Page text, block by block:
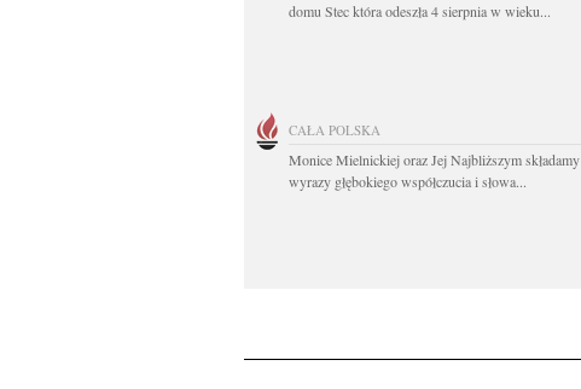
domu Stec która odeszła 4 sierpnia w wieku...
CAŁA POLSKA
Monice Mielnickiej oraz Jej Najbliższym składamy
wyrazy głębokiego współczucia i słowa...